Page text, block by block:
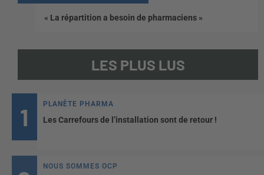
« La répartition a besoin de pharmaciens »
LES PLUS LUS
PLANÈTE PHARMA
Les Carrefours de l’installation sont de retour !
NOUS SOMMES OCP